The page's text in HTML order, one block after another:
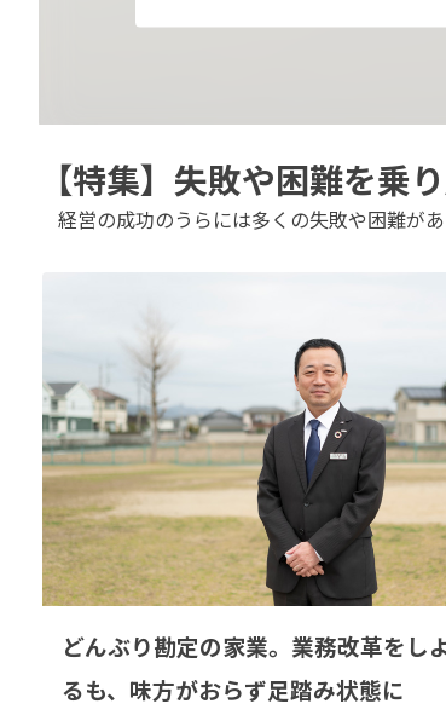
【特集】失敗や困難を乗
経営の成功のうらには多くの失敗や困難が
どんぶり勘定の家業。業務改革をし
るも、味方がおらず足踏み状態に